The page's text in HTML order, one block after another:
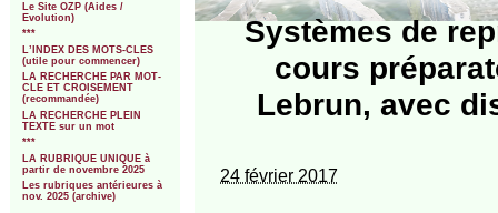
Le Site OZP (Aides /
Evolution)
***
L’INDEX DES MOTS-CLES
(utile pour commencer)
LA RECHERCHE PAR MOT-
CLE ET CROISEMENT
(recommandée)
LA RECHERCHE PLEIN
TEXTE sur un mot
***
LA RUBRIQUE UNIQUE à
partir de novembre 2025
Les rubriques antérieures à
nov. 2025 (archive)
Systèmes de
cours
Lebrun, avec
24 février 2017